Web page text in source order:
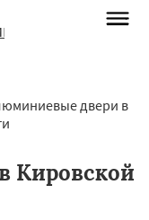
двери в
Кировской